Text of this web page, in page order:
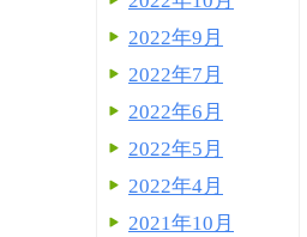
2022年9月
2022年7月
2022年6月
2022年5月
2022年4月
2021年10月